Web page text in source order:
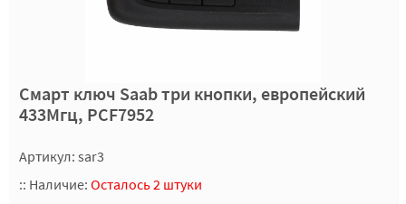
Смарт ключ Saab три кнопки, европейский
433Мгц, PCF7952
Артикул: sar3
:: Наличие: Осталось 2 штуки